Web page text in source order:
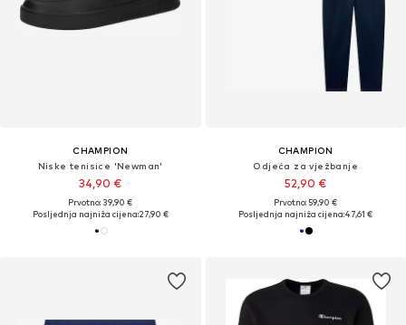
CHAMPION
Niske tenisice 'Newman'
34,90 €
Prvotno: 39,90 €
Posljednja najniža cijena:27,90 €
CHAMPION
Odjeća za vježbanje
52,90 €
Prvotno: 59,90 €
Posljednja najniža cijena:47,61 €